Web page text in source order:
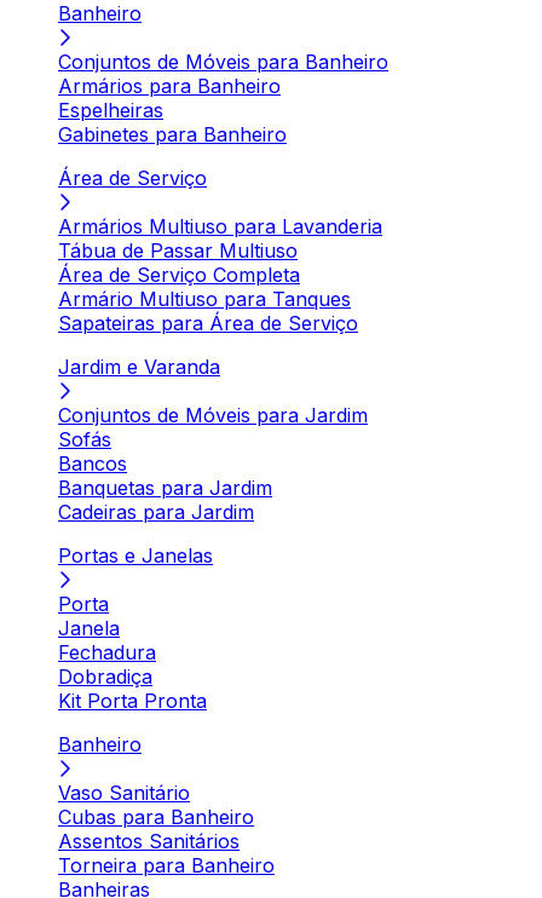
Banheiro
Conjuntos de Móveis para Banheiro
Armários para Banheiro
Espelheiras
Gabinetes para Banheiro
Área de Serviço
Armários Multiuso para Lavanderia
Tábua de Passar Multiuso
Área de Serviço Completa
Armário Multiuso para Tanques
Sapateiras para Área de Serviço
Jardim e Varanda
Conjuntos de Móveis para Jardim
Sofás
Bancos
Banquetas para Jardim
Cadeiras para Jardim
Portas e Janelas
Porta
Janela
Fechadura
Dobradiça
Kit Porta Pronta
Banheiro
Vaso Sanitário
Cubas para Banheiro
Assentos Sanitários
Torneira para Banheiro
Banheiras